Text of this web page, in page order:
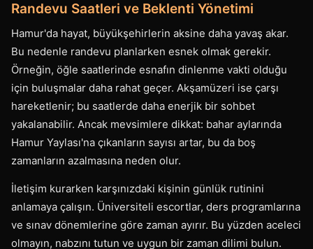
Randevu Saatleri ve Beklenti Yönetimi
Hamur'da hayat, büyükşehirlerin aksine daha yavaş akar.
Bu nedenle randevu planlarken esnek olmak gerekir.
Örneğin, öğle saatlerinde esnafın dinlenme vakti olduğu
için buluşmalar daha rahat geçer. Akşamüzeri ise çarşı
hareketlenir; bu saatlerde daha enerjik bir sohbet
yakalanabilir. Ancak mevsimlere dikkat: bahar aylarında
Hamur Yaylası'na çıkanların sayısı artar, bu da boş
zamanların azalmasına neden olur.
İletişim kurarken karşınızdaki kişinin günlük rutinini
anlamaya çalışın. Üniversiteli escortlar, ders programlarına
ve sınav dönemlerine göre zaman ayırır. Bu yüzden aceleci
olmayın, nabzını tutun ve uygun bir zaman dilimi bulun.